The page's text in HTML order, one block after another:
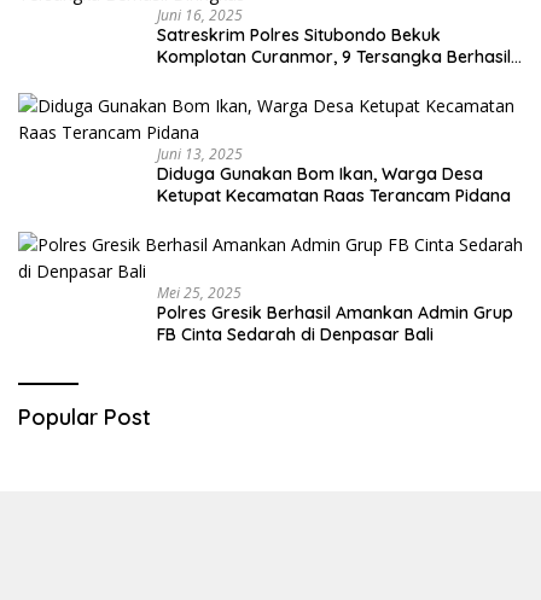
Juni 16, 2025
Satreskrim Polres Situbondo Bekuk
Komplotan Curanmor, 9 Tersangka Berhasil
Juni 13, 2025
Diduga Gunakan Bom Ikan, Warga Desa
Ketupat Kecamatan Raas Terancam Pidana
Mei 25, 2025
Polres Gresik Berhasil Amankan Admin Grup
FB Cinta Sedarah di Denpasar Bali
Popular Post